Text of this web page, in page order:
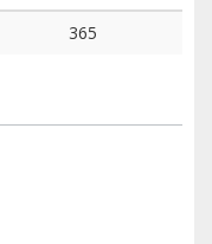
365